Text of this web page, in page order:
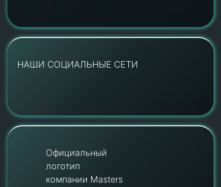
НАШИ СОЦИАЛЬНЫЕ СЕТИ
Официальный
логотип
компании Masters